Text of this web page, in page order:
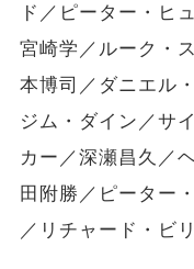
ド／ピーター・ヒ
宮崎学／ルーク・
本博司／ダニエル
ジム・ダイン／サ
カー／深瀬昌久／
田附勝／ピーター
／リチャード・ビ